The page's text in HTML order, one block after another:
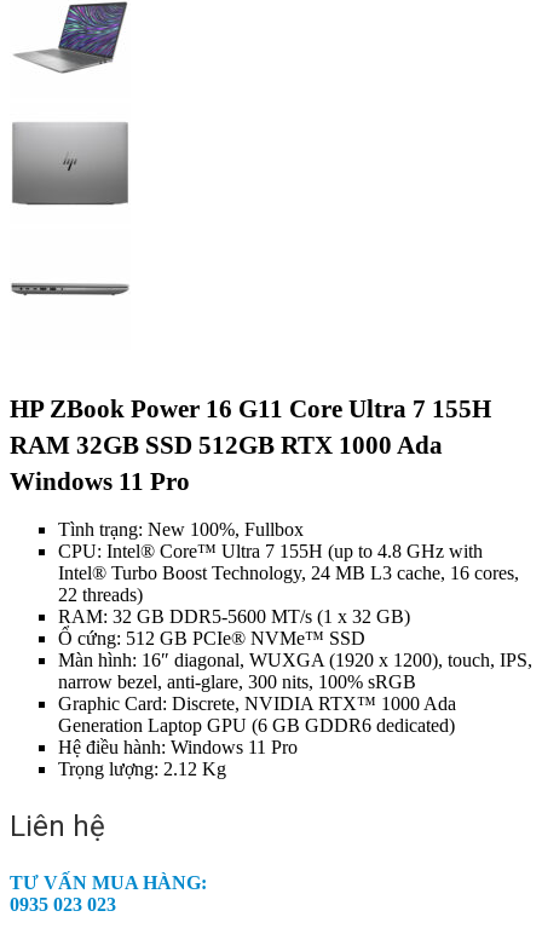
HP ZBook Power 16 G11 Core Ultra 7 155H
RAM 32GB SSD 512GB RTX 1000 Ada
Windows 11 Pro
Tình trạng: New 100%, Fullbox
CPU: Intel® Core™ Ultra 7 155H (up to 4.8 GHz with
Intel® Turbo Boost Technology, 24 MB L3 cache, 16 cores,
22 threads)
RAM: 32 GB DDR5-5600 MT/s (1 x 32 GB)
Ổ cứng: 512 GB PCIe® NVMe™ SSD
Màn hình: 16″ diagonal, WUXGA (1920 x 1200), touch, IPS,
narrow bezel, anti-glare, 300 nits, 100% sRGB
Graphic Card: Discrete, NVIDIA RTX™ 1000 Ada
Generation Laptop GPU (6 GB GDDR6 dedicated)
Hệ điều hành: Windows 11 Pro
Trọng lượng: 2.12 Kg
Liên hệ
TƯ VẤN MUA HÀNG:
0935 023 023